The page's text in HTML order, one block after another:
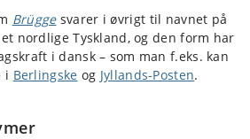
Brüggesvarer i øvrigt til navnet på
nordlige Tyskland, og den form har
i dansk – som man f.eks. kan
i Berlingske og Jyllands-Posten.